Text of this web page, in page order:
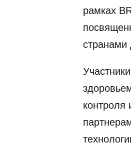
рамках
странами
контроля